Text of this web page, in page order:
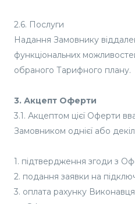
2.6. Послуги
Надання Замовнику
функціональних
обраного Тарифного плану.
3. Акцепт Оферти
3.1. Акцептом цієї Оферти
Замовником однієї або
1. підтвердження згоди з
2. подання заявки на
3. оплата рахунку